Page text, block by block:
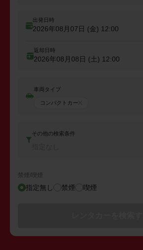
出発日時
2026年08月07日 (金) 12:00
返却日時
2026年08月08日 (土) 12:00
車両タイプ
コンパクトカー
その他の検索条件
禁煙/喫煙
指定無し 禁煙 喫煙